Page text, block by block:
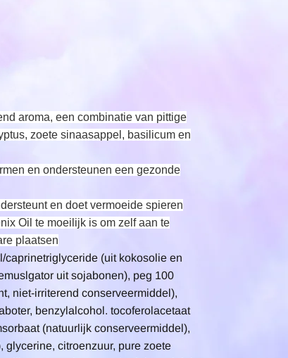
aroma, een combinatie van pittige
zoete sinaasappel, basilicum en
en ondersteunen een gezonde
en doet vermoeide spieren
Oil te moeilijk is om zelf aan te
plaatsen
caprinetriglyceride (uit kokosolie en
uit sojabonen), peg 100
niet-irriterend conserveermiddel),
benzylalcohol. tocoferolacetaat
(natuurlijk conserveermiddel),
glycerine, citroenzuur, pure zoete